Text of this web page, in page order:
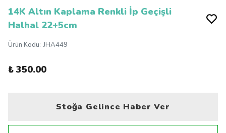
14K Altın Kaplama Renkli İp Geçişli
Halhal 22+5cm
Ürün Kodu: JHA449
₺ 350.00
Stoğa Gelince Haber Ver